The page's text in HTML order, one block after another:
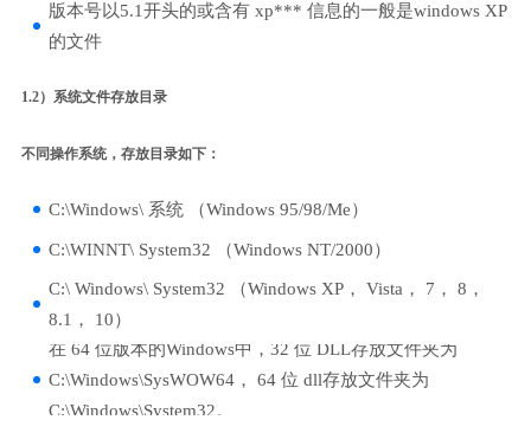
版本号以5.1开头的或含有 xp*** 信息的一般是windows XP
的文件
1.2）系统文件存放目录
不同操作系统，存放目录如下：
C:\Windows\ 系统 （Windows 95/98/Me）
C:\WINNT\ System32 （Windows NT/2000）
C:\ Windows\ System32 （Windows XP， Vista， 7， 8，
8.1， 10）
在 64 位版本的Windows中，32 位 DLL存放文件夹为
C:\Windows\SysWOW64， 64 位 dll存放文件夹为
C:\Windows\System32。